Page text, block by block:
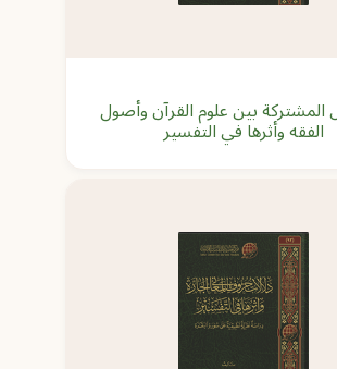
المشتركة بين علوم القرآن وأصول
الفقه وأثرها في التفسير